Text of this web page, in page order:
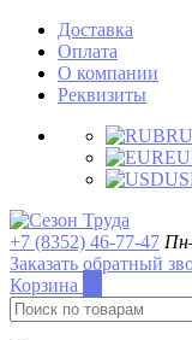
Доставка
Оплата
О компании
Реквизиты
+7 (8352) 46-77-47
Заказать обратный
Корзина